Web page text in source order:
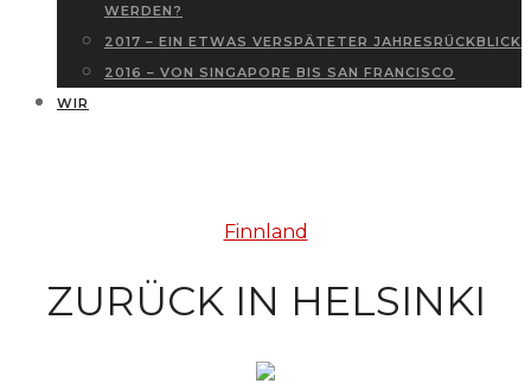
WERDEN?
2017 – EIN ETWAS VERSPÄTETER JAHRESRÜCKBLICK
2016 – VON SINGAPORE BIS SAN FRANCISCO
WIR
Finnland
ZURÜCK IN HELSINKI